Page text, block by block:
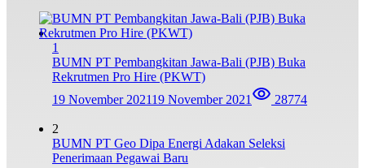
1
BUMN PT Pembangkitan Jawa-Bali (PJB) Buka
Rekrutmen Pro Hire (PKWT)
19 November 202119 November 2021 28774
2
BUMN PT Geo Dipa Energi Adakan Seleksi
Penerimaan Pegawai Baru